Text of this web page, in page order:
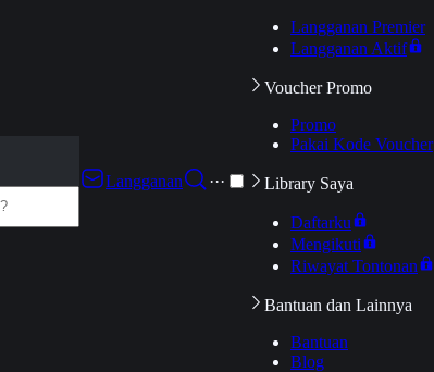
Langganan
···
Langganan Premier
Langganan Aktif
Voucher Promo
Promo
Pakai Kode Voucher
Library Saya
Daftarku
Mengikuti
Riwayat Tontonan
Bantuan dan Lainnya
Bantuan
Blog